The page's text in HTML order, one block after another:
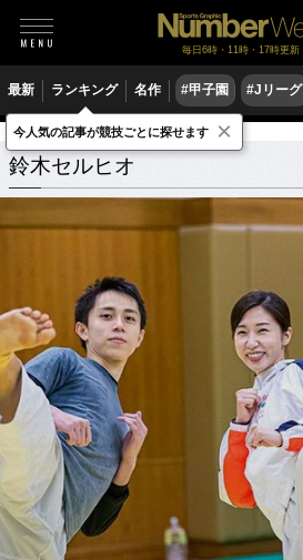
毎日6時・11時・17時更新
最新 ランキング 名作 #甲子園 #Jリーグ
鈴木セルヒオ 関連記事
鈴木セルヒオ
今人気の記事が競技ごとに探せます ×